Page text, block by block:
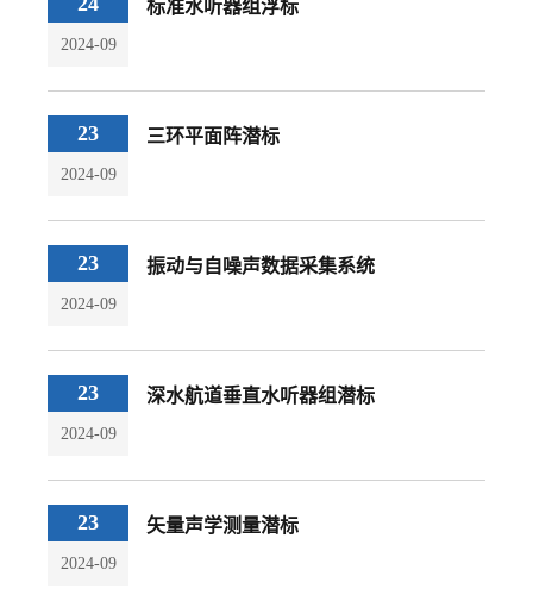
2024-09
标准水听器组浮标
23
2024-09
三环平面阵潜标
23
2024-09
振动与自噪声数据采集系统
23
2024-09
深水航道垂直水听器组潜标
23
2024-09
矢量声学测量潜标